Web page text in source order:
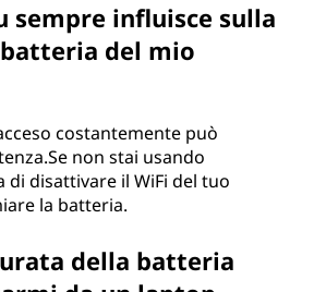
sempre influisce sulla
del mio
costantemente può
non stai usando
disattivare il WiFi del tuo
la batteria.
della batteria